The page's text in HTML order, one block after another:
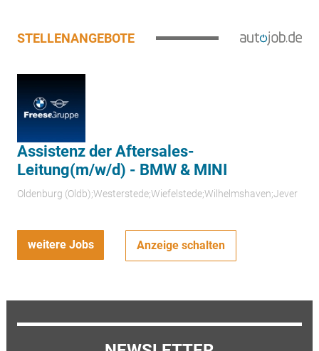
STELLENANGEBOTE
Assistenz der Aftersales-
Leitung(m/w/d) - BMW & MINI
Oldenburg (Oldb);Westerstede;Wiefelstede;Wilhelmshaven;Jever
weitere Jobs Anzeige schalten